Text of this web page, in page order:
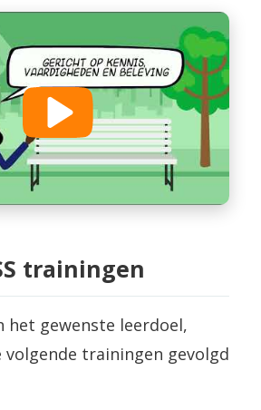
trainingen
het gewenste leerdoel,
volgende trainingen gevolgd